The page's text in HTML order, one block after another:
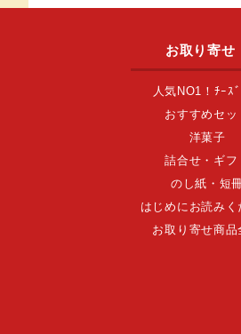
お取り寄せ
人気NO1！ﾁｰｽ
おすすめセッ
洋菓子
詰合せ・ギフ
のし紙・短
はじめにお読みく
お取り寄せ商品